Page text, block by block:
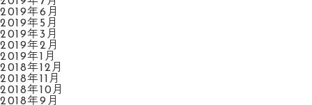
2019年6月
2019年5月
2019年3月
2019年2月
2019年1月
2018年12月
2018年11月
2018年10月
2018年9月